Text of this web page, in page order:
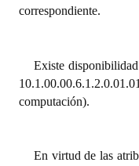
NORMATIVA
Declaraciones
Resoluciones
correspondiente.
Existe
computación).
En virtud de las